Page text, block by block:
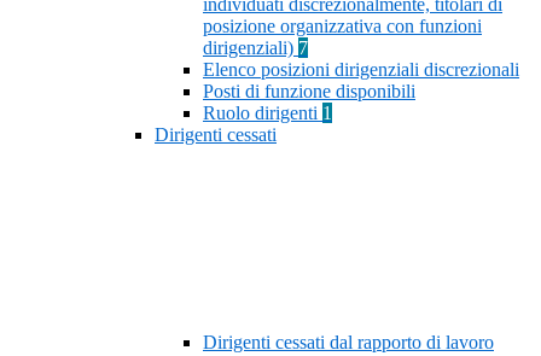
individuati discrezionalmente, titolari di
posizione organizzativa con funzioni
dirigenziali) 7
Elenco posizioni dirigenziali discrezionali
Posti di funzione disponibili
Ruolo dirigenti 1
Dirigenti cessati
Dirigenti cessati dal rapporto di lavoro